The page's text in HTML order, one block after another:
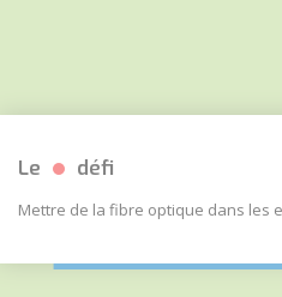
Le défi
Mettre de la fibre optique dans les